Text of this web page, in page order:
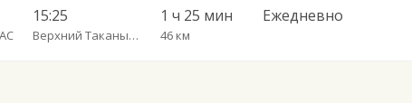
15:25
Верхний Таканыш д.
1 ч 25 мин
46 км
Ежедневно